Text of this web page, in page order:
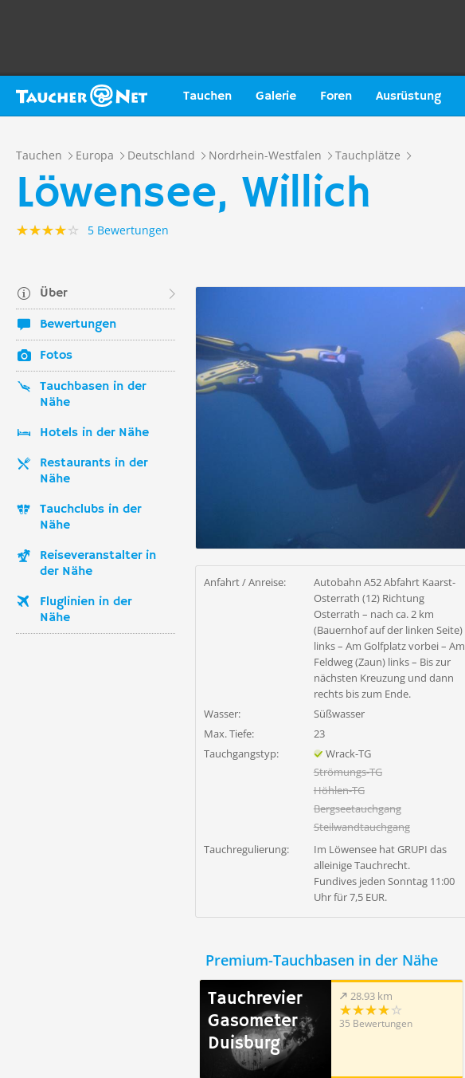
Tauchen Galerie Foren Ausrüstung
Tauchen Europa Deutschland Nordrhein-Westfalen Tauchplätze
Löwensee, Willich
5 Bewertungen
Über
Bewertungen
Fotos
Tauchbasen in der
Nähe
Hotels in der Nähe
Restaurants in der
Nähe
Tauchclubs in der
Nähe
Reiseveranstalter in
der Nähe
Fluglinien in der
Nähe
Anfahrt / Anreise:
Autobahn A52 Abfahrt Kaarst-
Osterrath (12) Richtung
Osterrath – nach ca. 2 km
(Bauernhof auf der linken Seite)
links – Am Golfplatz vorbei – Am
Feldweg (Zaun) links – Bis zur
nächsten Kreuzung und dann
rechts bis zum Ende.
Wasser: Süßwasser
Max. Tiefe:
23
Tauchgangstyp:
Wrack-TG
Strömungs-TG
Höhlen-TG
Bergseetauchgang
Steilwandtauchgang
Tauchregulierung:
Im Löwensee hat GRUPI das
alleinige Tauchrecht.
Fundives jeden Sonntag 11:00
Uhr für 7,5 EUR.
Premium-Tauchbasen in der Nähe
Tauchrevier
Gasometer
Duisburg
28.93 km
35 Bewertungen